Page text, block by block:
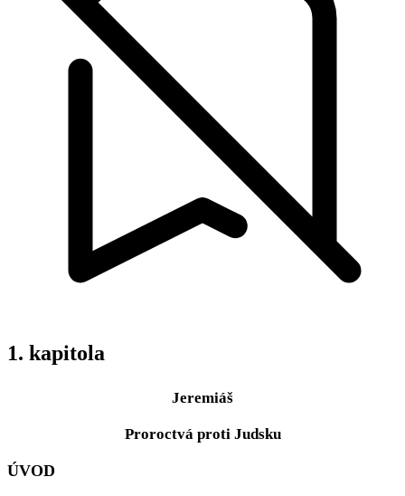
1. kapitola
Jeremiáš
Proroctvá proti Judsku
ÚVOD